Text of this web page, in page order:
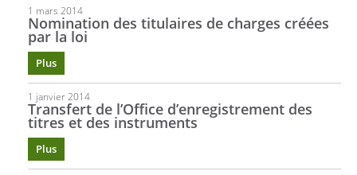
1 mars 2014
Nomination des titulaires de charges créées
par la loi
Plus
1 janvier 2014
Transfert de l’Office d’enregistrement des
titres et des instruments
Plus